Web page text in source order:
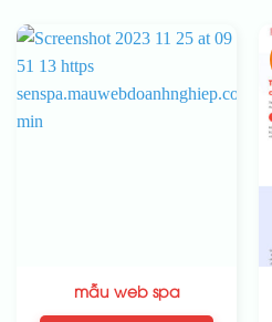
mẫu web spa